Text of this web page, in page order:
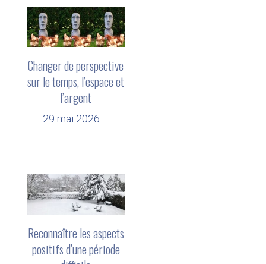
Changer de perspective
sur le temps, l’espace et
l’argent
29 mai 2026
Reconnaître les aspects
positifs d’une période